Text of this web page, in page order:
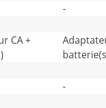
-
CA +
-